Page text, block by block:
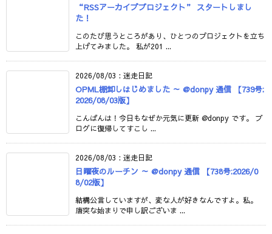
“RSSアーカイブプロジェクト” スタートしまし
た！
このたび思うところがあり、ひとつのプロジェクトを立ち
上げてみました。 私が201 ...
2026/08/03 : 迷走日記
OPML棚卸しはじめました ～ @donpy 通信 【739号:
2026/08/03版】
こんばんは！今日もなぜか元気に更新 @donpy です。 ブ
ログに復帰してすこし ...
2026/08/03 : 迷走日記
日曜夜のルーチン ～ @donpy 通信 【738号:2026/0
8/02版】
結構公言していますが、変な人が好きなんですよ。私。
唐突な始まりで申し訳ございま ...